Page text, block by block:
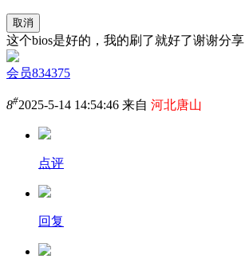
取消
这个bios是好的，我的刷了就好了谢谢分享
会员834375
8#2025-5-14 14:54:46 来自 河北唐山
点评
回复